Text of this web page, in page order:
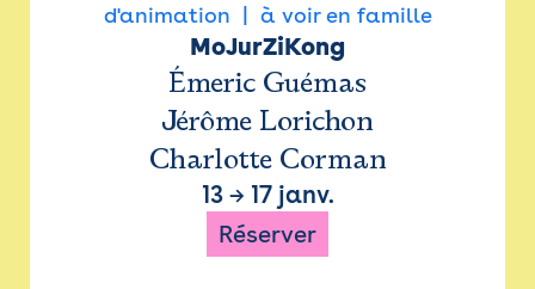
d'animation
à voir en famille
MoJurZiKong
Émeric Guémas
Jérôme Lorichon
Charlotte Corman
13→ 17 janv.
Réserver